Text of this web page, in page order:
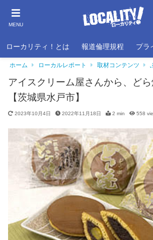
MENU
ローカリティ！とは 報道倫理規程 プラ
ホーム ローカルレポート 取材コンテンツ
アイスクリーム屋さんから、ど
【茨城県水戸市】
2023年10月4日 2022年11月18日 2 min 558